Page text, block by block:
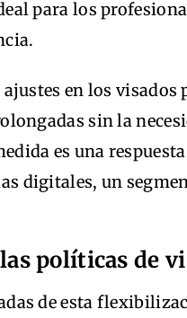
para los
en los
sin la
es una
digitales, un
políticas de
de esta